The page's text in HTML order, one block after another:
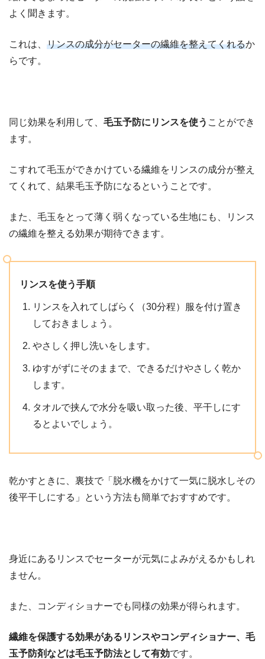
よく聞きます。
これは、 リンスの成分がセーターの繊維を整えてくれるか
らです。
同じ効果を利用して、 毛玉予防にリンスを使う ことができ
ます。
こすれて毛玉ができかけている繊維をリンスの成分が整え
てくれて、結果毛玉予防になるということです。
また、毛玉をとって薄く弱くなっている生地にも、リンス
の繊維を整える効果が期待できます。
リンスを使う手順
リンスを入れてしばらく（30分程）服を付け置き
しておきましょう。
やさしく押し洗いをします。
ゆすがずにそのままで、できるだけやさしく乾か
します。
タオルで挟んで水分を吸い取った後、平干しにす
るとよいでしょう。
乾かすときに、裏技で「脱水機をかけて一気に脱水しその
後平干しにする」という方法も簡単でおすすめです。
身近にあるリンスでセーターが元気によみがえるかもしれ
ません。
また、コンディショナーでも同様の効果が得られます。
繊維を保護する効果があるリンスやコンディショナー、毛
玉予防剤などは毛玉予防法として有効です。